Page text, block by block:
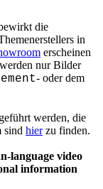
die
in
erscheinen
nur Bilder
- oder dem
werden, die
sind hierzu finden.
language video
information